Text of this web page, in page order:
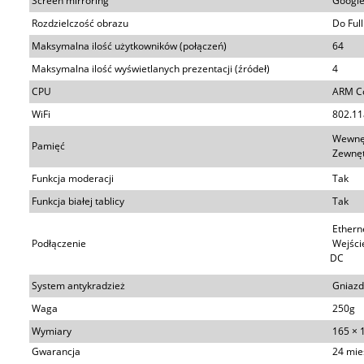
Rozdzielczość obrazu
Do
Maksymalna ilość użytkowników (połączeń)
64
Maksymalna ilość wyświetlanych prezentacji (źródeł)
4
CPU
ARM
WiFi
Pamięć
Funkcja moderacji
Tak
Funkcja białej tablicy
Tak
Podłączenie
DC
System antykradzież
Waga
250g
Wymiary
165 ×
Gwarancja
24